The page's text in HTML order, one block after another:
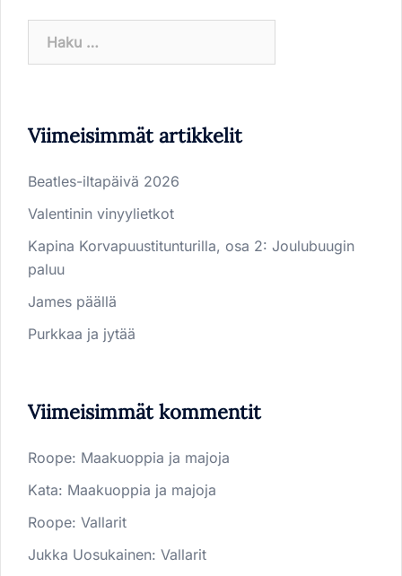
Viimeisimmät artikkelit
Beatles-iltapäivä 2026
Valentinin vinyylietkot
Kapina Korvapuustitunturilla, osa 2: Joulubuugin
paluu
James päällä
Purkkaa ja jytää
Viimeisimmät kommentit
Roope: Maakuoppia ja majoja
Kata: Maakuoppia ja majoja
Roope: Vallarit
Jukka Uosukainen: Vallarit